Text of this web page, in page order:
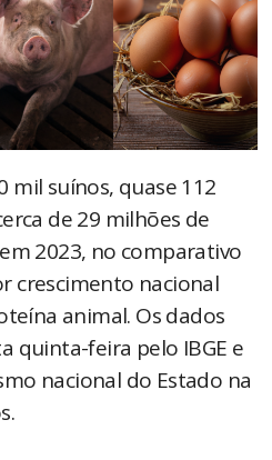
mil suínos, quase 112
de 29 milhões de
2023, no comparativo
crescimento nacional
animal. Os dados
quinta-feira pelo IBGE e
nacional do Estado na